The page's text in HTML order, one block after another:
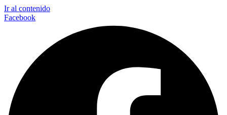
Ir al contenido
Facebook